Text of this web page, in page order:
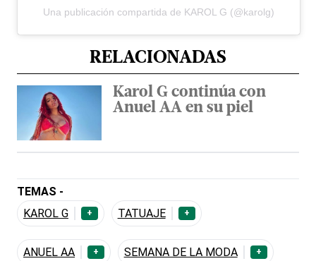
Una publicación compartida de KAROL G (@karolg)
RELACIONADAS
Karol G continúa con
Anuel AA en su piel
TEMAS -
KAROL G
+ TATUAJE +
ANUEL AA + SEMANA DE LA MODA +